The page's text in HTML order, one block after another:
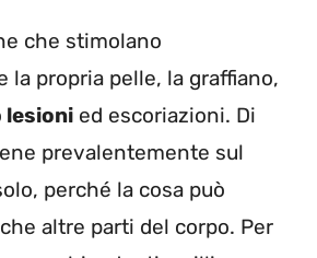
che stimolano
la propria pelle, la graffiano,
lesioni ed escoriazioni. Di
prevalentemente sul
perché la cosa può
altre parti del corpo. Per